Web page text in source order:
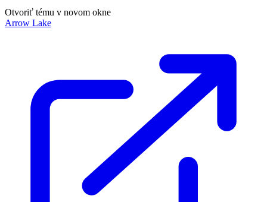
Otvoriť tému v novom okne
Arrow Lake